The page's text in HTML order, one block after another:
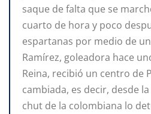
saque de falta que se
cuarto de hora y poco
espartanas por medio de
Ramírez, goleadora hace
Reina, recibió un centro de
cambiada, es decir, desde
chut de la colombiana lo